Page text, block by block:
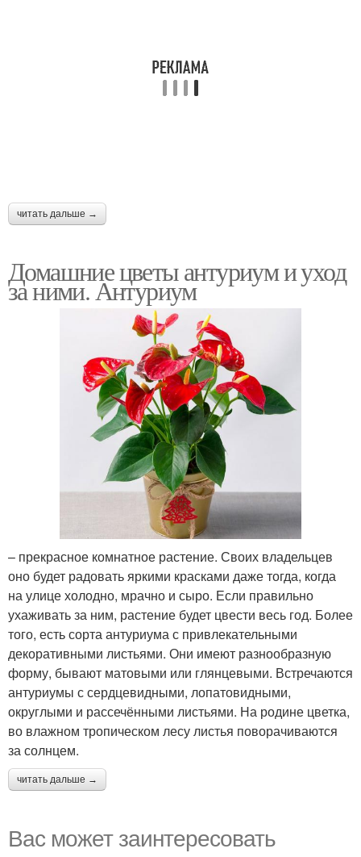
читать дальше →
Домашние цветы антуриум и уход
за ними. Антуриум
– прекрасное комнатное растение. Своих владельцев
оно будет радовать яркими красками даже тогда, когда
на улице холодно, мрачно и сыро. Если правильно
ухаживать за ним, растение будет цвести весь год. Более
того, есть сорта антуриума с привлекательными
декоративными листьями. Они имеют разнообразную
форму, бывают матовыми или глянцевыми. Встречаются
антуриумы с сердцевидными, лопатовидными,
округлыми и рассечёнными листьями. На родине цветка,
во влажном тропическом лесу листья поворачиваются
за солнцем.
читать дальше →
Вас может заинтересовать